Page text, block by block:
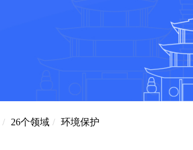
/ 26个领域 / 环境保护